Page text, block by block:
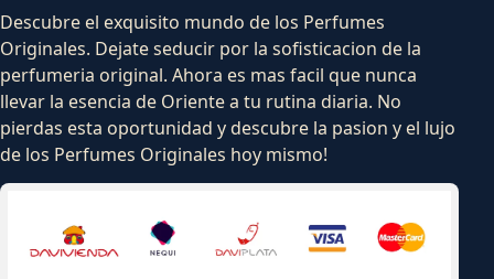
Descubre el exquisito mundo de los Perfumes
Originales. Dejate seducir por la sofisticacion de la
perfumeria original. Ahora es mas facil que nunca
llevar la esencia de Oriente a tu rutina diaria. No
pierdas esta oportunidad y descubre la pasion y el lujo
de los Perfumes Originales hoy mismo!